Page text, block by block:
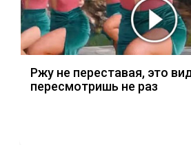
Ржу не переставая, это
пересмотришь не раз